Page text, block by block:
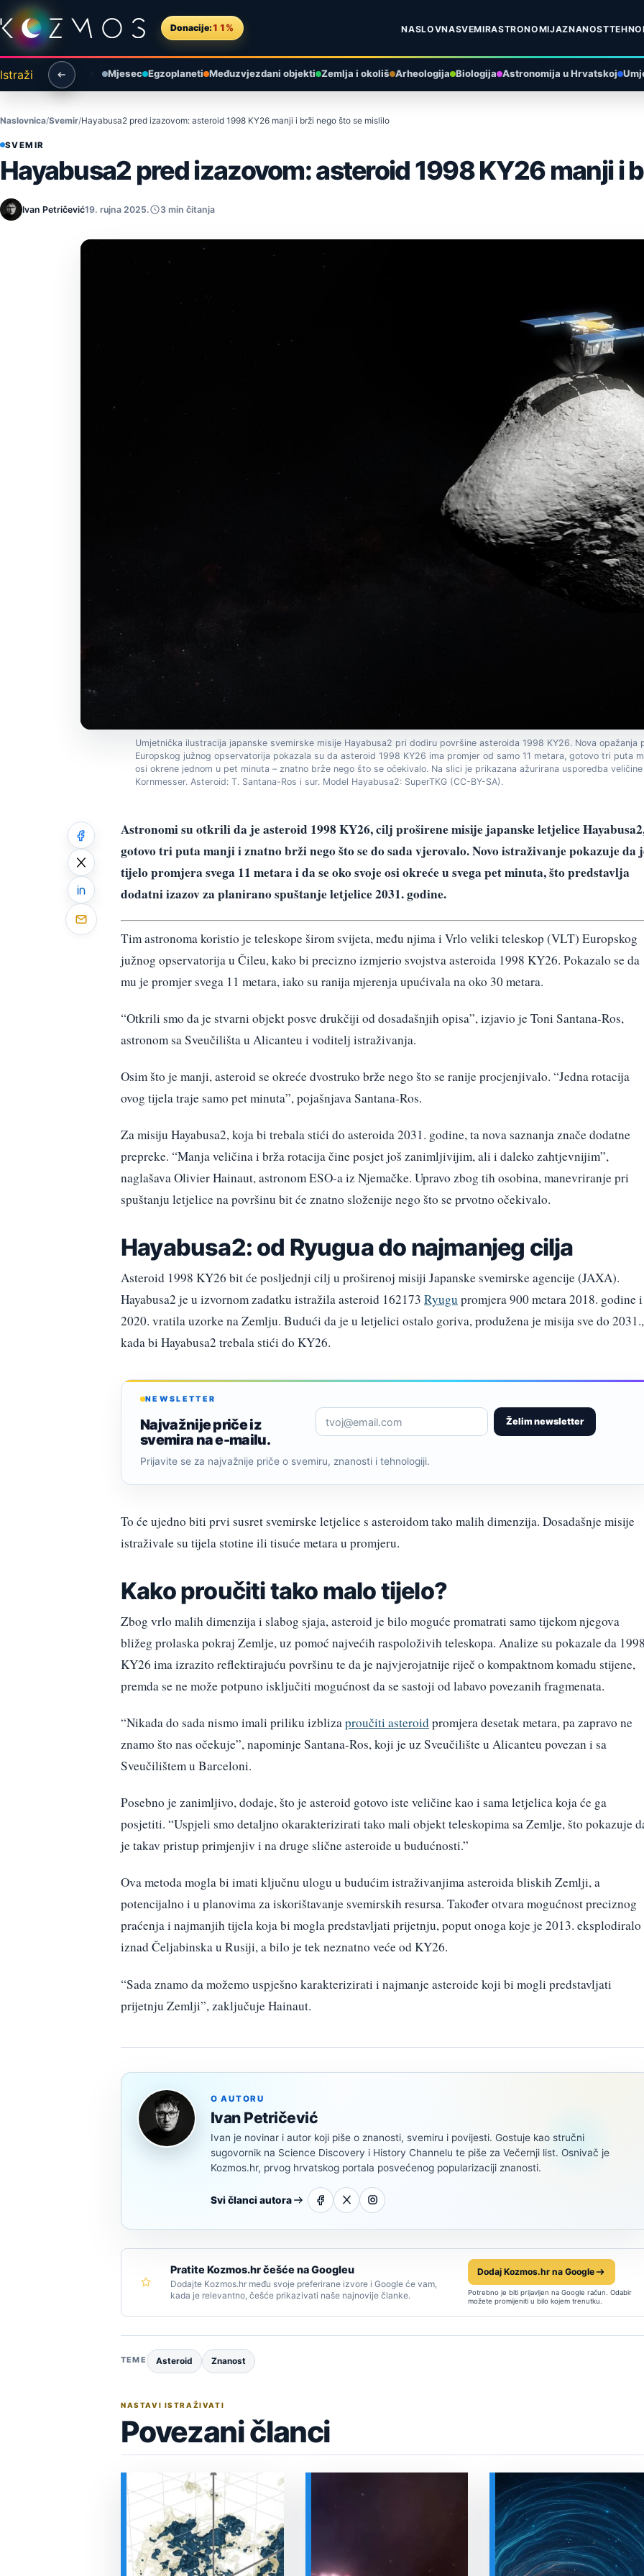
Preskoči na sadržaj
Donacije: 11% NASLOVNASVEMIRASTRONOMIJAZNANOST
Istraži Mjesec Egzoplaneti Međuzvjezdani objekti Zemlja i okoliš Arheologija Biologija Astronomija u Hrvatskoj
Naslovnica Svemir Hayabusa2 pred izazovom: asteroid 1998 KY26 manji i brži nego što se mislilo
SVEMIR
Hayabusa2 pred izazovom: asteroid 1998 KY26 manji i
Ivan Petričević19. rujna 2025. 3 min čitanja
Umjetnička ilustracija japanske svemirske misije Hayabusa2 pri dodiru površine asteroida 1998 KY26. Nova opažanja
Europskog južnog opservatorija pokazala su da asteroid 1998 KY26 ima promjer od samo 11 metara, gotovo tri puta
osi okrene jednom u pet minuta – znatno brže nego što se očekivalo. Na slici je prikazana ažurirana usporedba
Kornmesser. Asteroid: T. Santana-Ros i sur. Model Hayabusa2: SuperTKG (CC-BY-SA).
Astronomi su otkrili da je asteroid 1998 KY26, cilj proširene misije japanske letjelice
gotovo tri puta manji i znatno brži nego što se do sada vjerovalo. Novo istraživanje pokazuje da
tijelo promjera svega 11 metara i da se oko svoje osi okreće u svega pet minuta, što predstavlja
dodatni izazov za planirano spuštanje letjelice 2031. godine.
Tim astronoma koristio je teleskope širom svijeta, među njima i Vrlo veliki teleskop (VLT) Europskog
južnog opservatorija u Čileu, kako bi precizno izmjerio svojstva asteroida 1998 KY26. Pokazalo se da
mu je promjer svega 11 metara, iako su ranija mjerenja upućivala na oko 30 metara.
“Otkrili smo da je stvarni objekt posve drukčiji od dosadašnjih opisa”, izjavio je Toni Santana-Ros,
astronom sa Sveučilišta u Alicanteu i voditelj istraživanja.
Osim što je manji, asteroid se okreće dvostruko brže nego što se ranije procjenjivalo. “Jedna rotacija
ovog tijela traje samo pet minuta”, pojašnjava Santana-Ros.
Za misiju Hayabusa2, koja bi trebala stići do asteroida 2031. godine, ta nova saznanja znače dodatne
prepreke. “Manja veličina i brža rotacija čine posjet još zanimljivijim, ali i daleko zahtjevnijim”,
naglašava Olivier Hainaut, astronom ESO-a iz Njemačke. Upravo zbog tih osobina, manevriranje pri
spuštanju letjelice na površinu bit će znatno složenije nego što se prvotno očekivalo.
Hayabusa2: od Ryugua do najmanjeg cilja
Asteroid 1998 KY26 bit će posljednji cilj u proširenoj misiji Japanske svemirske agencije (JAXA).
Hayabusa2 je u izvornom zadatku istražila asteroid 162173 Ryugu promjera 900 metara 2018. godine i
2020. vratila uzorke na Zemlju. Budući da je u letjelici ostalo goriva, produžena je misija sve do 2031.,
kada bi Hayabusa2 trebala stići do KY26.
NEWSLETTER
Najvažnije priče iz
svemira na e-mailu.
Želim newsletter
Prijavite se za najvažnije priče o svemiru, znanosti i tehnologiji.
To će ujedno biti prvi susret svemirske letjelice s asteroidom tako malih dimenzija. Dosadašnje misije
istraživale su tijela stotine ili tisuće metara u promjeru.
Kako proučiti tako malo tijelo?
Zbog vrlo malih dimenzija i slabog sjaja, asteroid je bilo moguće promatrati samo tijekom njegova
bližeg prolaska pokraj Zemlje, uz pomoć najvećih raspoloživih teleskopa. Analize su pokazale da
KY26 ima izrazito reflektirajuću površinu te da je najvjerojatnije riječ o kompaktnom komadu stijene,
premda se ne može potpuno isključiti mogućnost da se sastoji od labavo povezanih fragmenata.
“Nikada do sada nismo imali priliku izblizaproučiti asteroidpromjera desetak metara, pa zapravo ne
znamo što nas očekuje”, napominje Santana-Ros, koji je uz Sveučilište u Alicanteu povezan i sa
Sveučilištem u Barceloni.
Posebno je zanimljivo, dodaje, što je asteroid gotovo iste veličine kao i sama letjelica koja će ga
posjetiti. “Uspjeli smo detaljno okarakterizirati tako mali objekt teleskopima sa Zemlje, što pokazuje
je takav pristup primjenjiv i na druge slične asteroide u budućnosti.”
Ova metoda mogla bi imati ključnu ulogu u budućim istraživanjima asteroida bliskih Zemlji, a
potencijalno i u planovima za iskorištavanje svemirskih resursa. Također otvara mogućnost preciznog
praćenja i najmanjih tijela koja bi mogla predstavljati prijetnju, poput onoga koje je 2013. eksplodiralo
iznad Čeljabinska u Rusiji, a bilo je tek neznatno veće od KY26.
“Sada znamo da možemo uspješno karakterizirati i najmanje asteroide koji bi mogli predstavljati
prijetnju Zemlji”, zaključuje Hainaut.
O AUTORU
Ivan Petričević
Ivan je novinar i autor koji piše o znanosti, svemiru i povijesti. Gostuje kao stručni
sugovornik na Science Discovery i History Channelu te piše za Večernji list. Osnivač je
Kozmos.hr, prvog hrvatskog portala posvećenog popularizaciji znanosti.
Svi članci autora
Pratite Kozmos.hr češće na Googleu
Dodajte Kozmos.hr među svoje preferirane izvore i Google će vam,
kada je relevantno, češće prikazivati naše najnovije članke.
Dodaj Kozmos.hr na Google
Potrebno je biti prijavljen na Google račun. Odabir
možete promijeniti u bilo kojem trenutku.
TEME Asteroid Znanost
NASTAVI ISTRAŽIVATI
Povezani članci